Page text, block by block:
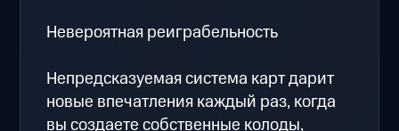
Невероятная реиграбельность
Непредсказуемая система карт дарит
новые впечатления каждый раз, когда
вы создаете собственные колоды,